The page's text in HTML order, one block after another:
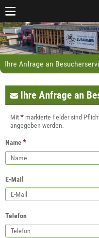
Ihre Anfrage an
Ihre Anfrage an
Mit* markierte Felder sind
angegeben werden.
Name*
E-Mail
Telefon